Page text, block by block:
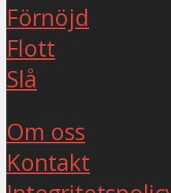
Förnöjd
Flott
Slå
Om oss
Kontakt